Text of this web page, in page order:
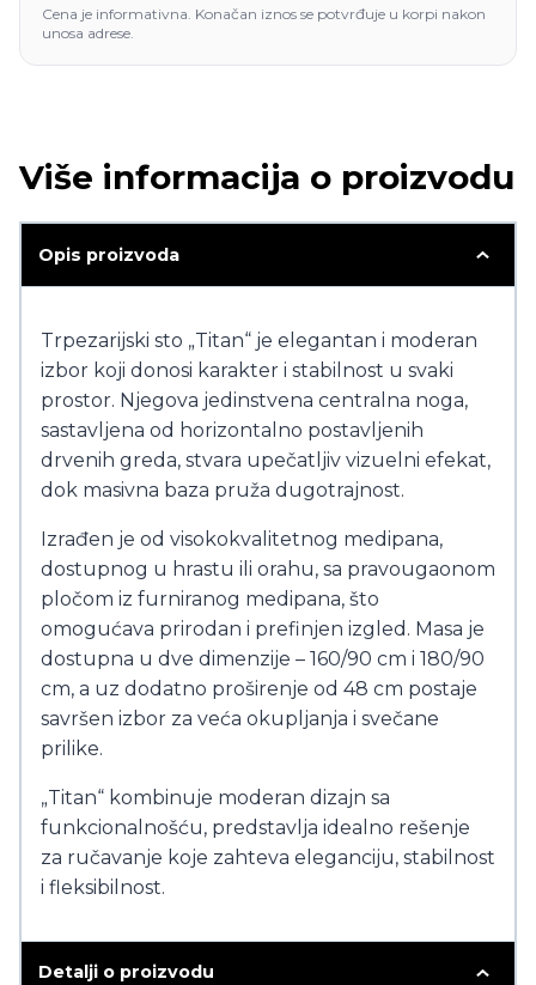
Cena je informativna. Konačan iznos se potvrđuje u korpi nakon
unosa adrese.
Više informacija o proizvodu
Opis proizvoda
Trpezarijski sto „Titan“ je elegantan i moderan
izbor koji donosi karakter i stabilnost u svaki
prostor. Njegova jedinstvena centralna noga,
sastavljena od horizontalno postavljenih
drvenih greda, stvara upečatljiv vizuelni efekat,
dok masivna baza pruža dugotrajnost.
Izrađen je od visokokvalitetnog medipana,
dostupnog u hrastu ili orahu, sa pravougaonom
pločom iz furniranog medipana, što
omogućava prirodan i prefinjen izgled. Masa je
dostupna u dve dimenzije – 160/90 cm i 180/90
cm, a uz dodatno proširenje od 48 cm postaje
savršen izbor za veća okupljanja i svečane
prilike.
„Titan“ kombinuje moderan dizajn sa
funkcionalnošću, predstavlja idealno rešenje
za ručavanje koje zahteva eleganciju, stabilnost
i fleksibilnost.
Detalji o proizvodu